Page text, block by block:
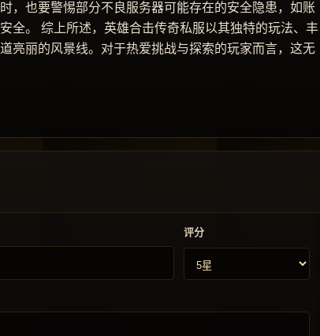
，也要警惕部分不良服务器可能存在的安全隐患，如账
全。 综上所述，英雄合击传奇私服以其独特的玩法、丰
亮丽的风景线。对于热爱挑战与探索的玩家而言，这无
评分